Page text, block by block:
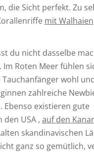
die Sicht perfekt. Zu
mit Walhaien
du nicht dasselbe
Im Roten Meer fühlen
Tauchanfänger wohl
zahlreiche
Ebenso existieren gute
den USA , auf den
skandinavischen
ganz so gemütlich,